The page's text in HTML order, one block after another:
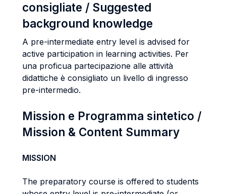
consigliate / Suggested
background knowledge
A pre-intermediate entry level is advised for
active participation in learning activities. Per
una proficua partecipazione alle attività
didattiche è consigliato un livello di ingresso
pre-intermedio.
Mission e Programma sintetico /
Mission & Content Summary
MISSION
The preparatory course is offered to students